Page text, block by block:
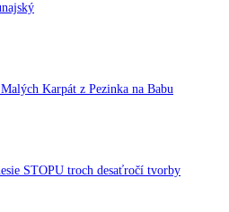
Karpát z Pezinka na Babu
STOPU troch desaťročí tvorby